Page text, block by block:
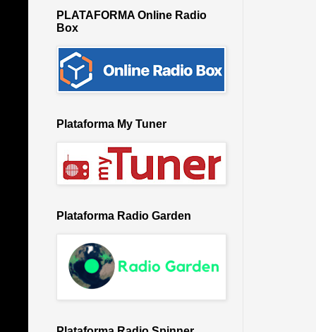
PLATAFORMA Online Radio
Box
Plataforma My Tuner
Plataforma Radio Garden